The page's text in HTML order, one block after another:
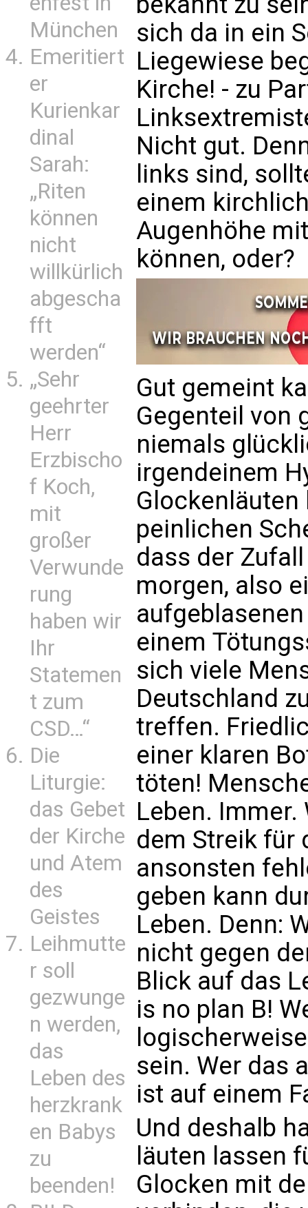
München
Emeritiert
er
Kurienkar
dinal
Sarah:
„Riten
können
nicht
willkürlich
abgescha
fft
werden“
„Sehr
geehrter
Herr
Erzbischo
f Koch,
mit
großer
Verwunde
rung
haben wir
Ihr
Statemen
t zum
CSD…“
Die
Liturgie:
das Gebet
der Kirche
und Atem
des
Geistes
Leihmutte
r soll
gezwunge
n werden,
das
Leben des
herzkrank
en Babys
zu
beenden!
sich da in ein
Liegewiese
Kirche! - zu
Nicht gut.
links sind,
einem
Augenhöhe
können, oder?
Gut gemeint
Gegenteil von
niemals
irgendeinem
peinlichen
dass der
morgen, also
aufgeblasenen
einem
sich viele
Deutschland
treffen.
einer klaren
töten!
Leben. Immer.
dem Streik für
ansonsten
geben kann
Leben. Denn:
nicht gegen
Blick auf das
is no plan B!
sein. Wer das
ist auf einem
Und deshalb
läuten lassen
Glocken mit